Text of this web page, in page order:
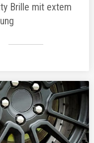
Brille mit extem